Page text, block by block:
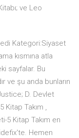
ve Leo
Kategori:Siyaset
kısmına atla
sayfalar. Bu
ve şu anda bunların
D. Devlet
Kitap Takım ,
5 Kitap Takım en
Hemen